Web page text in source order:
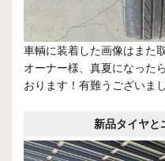
車輌に装着した画像はまた
オーナー様、真夏になった
おります！有難うございま
新品タイヤと